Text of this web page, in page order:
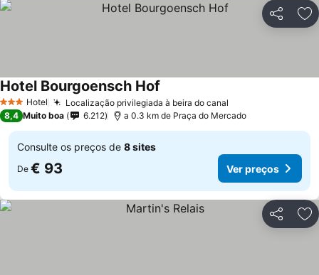
Partilhar
3 EstrelasHotel Localização privilegiada à beira do canal
Hotel Bourgoensch Hof
8,4 Muito boa 6.212 a 0.3 km de Praça do Mercado
Consulte os preços de 8 sites
De € 93 Ver preços
Partilhar